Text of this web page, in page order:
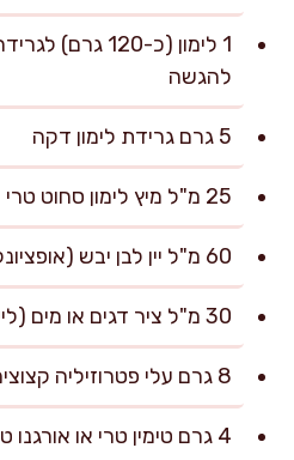
1 לימון (כ-120
להגשה
5 גרם גרידת לימון דקה
25 מ"ל מיץ לימון סחוט טרי
60 מ"ל יין לבן יבש (אופציונלי אבל מומלץ)
30 מ"ל ציר דגים או מים (לייצוב רוטב החמאה)
8 גרם עלי פטרוזיליה קצוצים דק
4 גרם טימין טרי או אורגנו טרי (אופציונלי)